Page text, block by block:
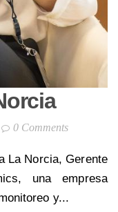
0 Comments
La Norcia, Gerente
una empresa
y...